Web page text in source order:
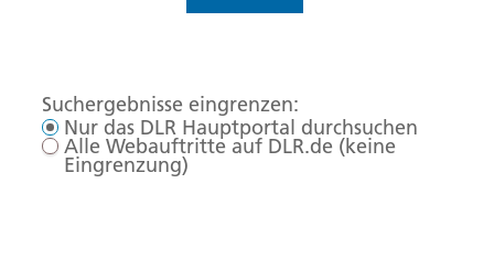
Suchergebnisse eingrenzen:
Nur das DLR Hauptportal durchsuchen
Alle Webauftritte auf DLR.de (keine
Eingrenzung)